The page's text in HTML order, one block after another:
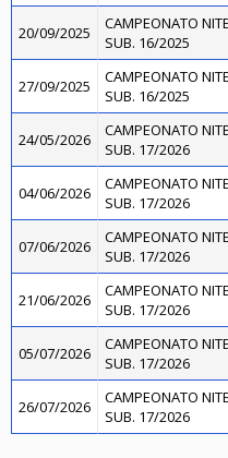
20/09/2025
CAMPEONATO
SUB. 16/2025
27/09/2025
CAMPEONATO
SUB. 16/2025
24/05/2026
CAMPEONATO
SUB. 17/2026
04/06/2026
CAMPEONATO
SUB. 17/2026
07/06/2026
CAMPEONATO
SUB. 17/2026
21/06/2026
CAMPEONATO
SUB. 17/2026
05/07/2026
CAMPEONATO
SUB. 17/2026
26/07/2026
CAMPEONATO
SUB. 17/2026